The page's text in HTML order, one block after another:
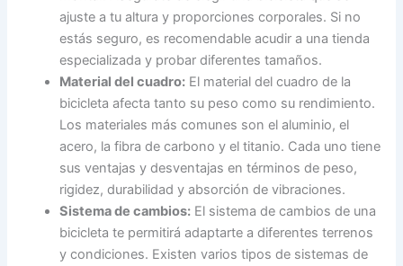
ajuste a tu altura y proporciones corporales. Si no
estás seguro, es recomendable acudir a una tienda
especializada y probar diferentes tamaños.
Material del cuadro: El material del cuadro de la
bicicleta afecta tanto su peso como su rendimiento.
Los materiales más comunes son el aluminio, el
acero, la fibra de carbono y el titanio. Cada uno tiene
sus ventajas y desventajas en términos de peso,
rigidez, durabilidad y absorción de vibraciones.
Sistema de cambios: El sistema de cambios de una
bicicleta te permitirá adaptarte a diferentes terrenos
y condiciones. Existen varios tipos de sistemas de